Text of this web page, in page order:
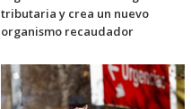
tributaria y crea un nuevo
organismo recaudador